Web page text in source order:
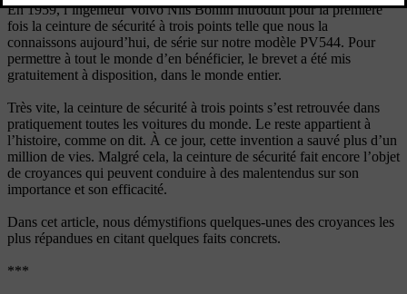
En 1959, l’ingénieur Volvo Nils Bohlin introduit pour la première
fois la ceinture de sécurité à trois points telle que nous la
connaissons aujourd’hui, de série sur notre modèle PV544. Pour
permettre à tout le monde d’en bénéficier, le brevet a été mis
gratuitement à disposition, dans le monde entier.
Très vite, la ceinture de sécurité à trois points s’est retrouvée dans
pratiquement toutes les voitures du monde. Le reste appartient à
l’histoire, comme on dit. À ce jour, cette invention a sauvé plus d’un
million de vies. Malgré cela, la ceinture de sécurité fait encore l’objet
de croyances qui peuvent conduire à des malentendus sur son
importance et son efficacité.
Dans cet article, nous démystifions quelques-unes des croyances les
plus répandues en citant quelques faits concrets.
***